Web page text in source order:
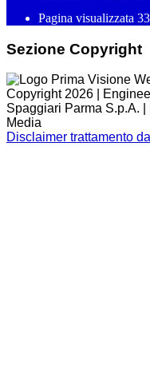
Pagina visualizzata
Sezione Copyright
Copyright 2026 |
Spaggiari Parma S.p.A.
Media
Disclaimer trattamento